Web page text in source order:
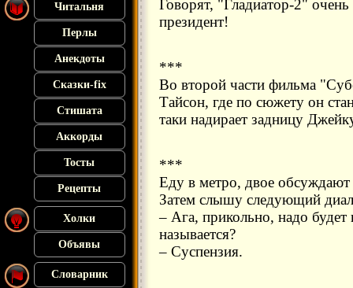
Читальня
Перлы
Анекдоты
Сказки-fix
Стишата
Аккорды
Тосты
Рецепты
Холки
Объявы
Словарник
Говорят, "Гладиатор-2"
президент!
***
Во второй части фильма
Тайсон, где по сюжету он
таки надирает задницу
***
Еду в метро, двое
Затем слышу следующий
– Ага, прикольно, надо
называется?
– Суспензия.